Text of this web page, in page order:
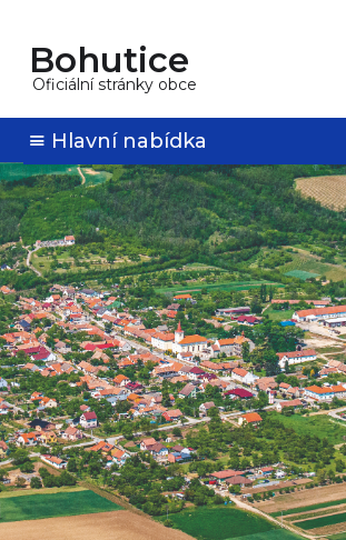
Bohutice
Oficiální stránky obce
Hlavní nabídka